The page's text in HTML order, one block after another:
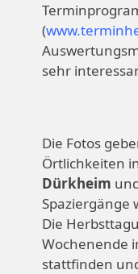
(
sehr
Die Fotos
Örtlichkeiten
Dürkheim
Spaziergänge
Die
Wochenende
stattfinden